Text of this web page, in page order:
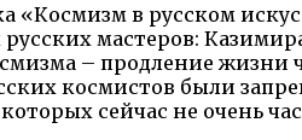
в русском
мастеров:
– продление жизни
космистов были
сейчас не очень